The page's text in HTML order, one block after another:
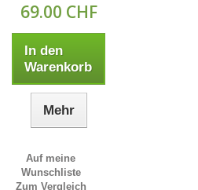
69.00 CHF
In den
Warenkorb
Mehr
Auf meine
Wunschliste
Zum Vergleich